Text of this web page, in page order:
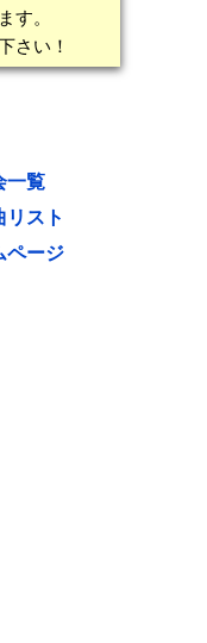
す。
さい！
一覧
スト
ページ